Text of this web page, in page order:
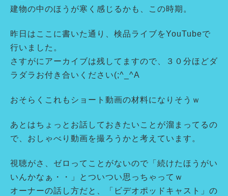
建物の中のほうが寒く感じるかも、この時期。
昨日はここに書いた通り、検品ライブをYouTubeで
行いました。
さすがにアーカイブは残してますので、３０分ほどダ
ラダラお付き合いください(;^_^A
おそらくこれもショート動画の材料になりそうｗ
あとはちょっとお話しておきたいことが溜まってるの
で、おしゃべり動画を撮ろうかと考えています。
視聴がさ、ゼロってことがないので「続けたほうがい
いんかなぁ・・」とついつい思っちゃってｗ
オーナーの話し方だと、「ビデオポッドキャスト」の